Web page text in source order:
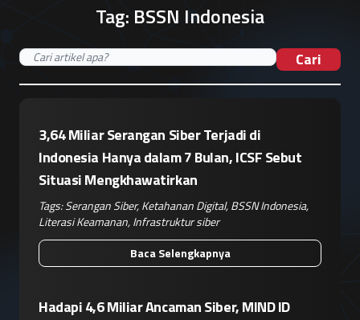
Tag: BSSN Indonesia
Cari
3,64 Miliar Serangan Siber Terjadi di
Indonesia Hanya dalam 7 Bulan, ICSF Sebut
Situasi Mengkhawatirkan
Tags:Serangan Siber,Ketahanan Digital,BSSN Indonesia,
Literasi Keamanan,Infrastruktur siber
Baca Selengkapnya
Hadapi 4,6 Miliar Ancaman Siber, MIND ID